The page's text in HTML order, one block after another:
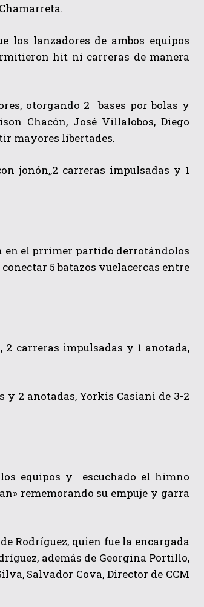
los lanzadores de ambos equipos
hit ni carreras de manera
otorgando 2 bases por bolas y
Chacón, José Villalobos, Diego
mayores libertades.
jonón,,2 carreras impulsadas y 1
en el prrimer partido derrotándolos
5 batazos vuelacercas entre
carreras impulsadas y 1 anotada,
y 2 anotadas, Yorkis Casiani de 3-2
equipos y escuchado el himno
rememorando su empuje y garra
Rodríguez, quien fue la encargada
además de Georgina Portillo,
Salvador Cova, Director de CCM